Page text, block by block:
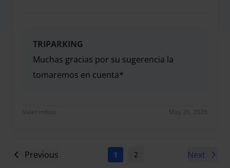
TRIPARKING
Muchas gracias por su sugerencia la
tomaremos en cuenta*
Valet indoor May 26, 2026
Previous 1 2 Next